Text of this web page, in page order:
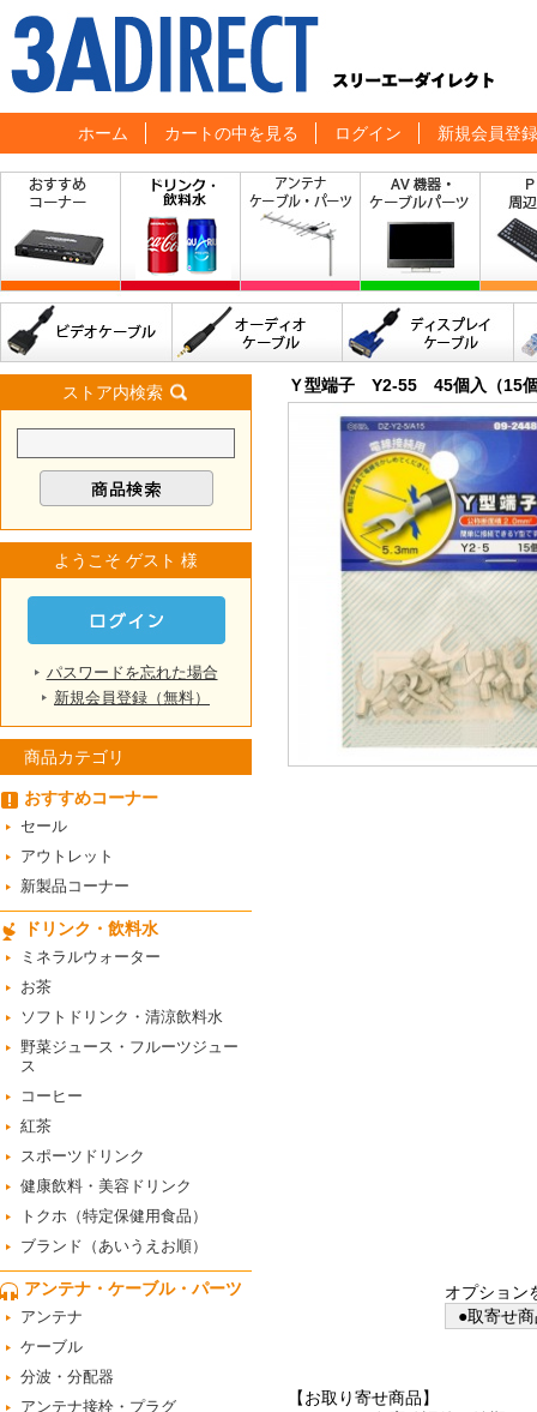
ホーム カートの中を見る ログイン 新規会員登録
ストア内検索
ようこそ ゲスト 様
パスワードを忘れた場合
新規会員登録（無料）
商品カテゴリ
おすすめコーナー
セール
アウトレット
新製品コーナー
ドリンク・飲料水
ミネラルウォーター
お茶
ソフトドリンク・清涼飲料水
野菜ジュース・フルーツジュー
ス
コーヒー
紅茶
スポーツドリンク
健康飲料・美容ドリンク
トクホ（特定保健用食品）
ブランド（あいうえお順）
アンテナ・ケーブル・パーツ
アンテナ
ケーブル
分波・分配器
アンテナ接栓・プラグ
Ｙ型端子 Y2-55 45個入（15
オプション
●取寄せ
【お取り寄せ商品】